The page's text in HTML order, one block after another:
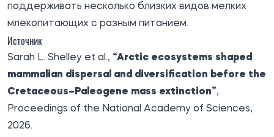
поддерживать несколько близких видов мелких
млекопитающих с разным питанием.
Источник
Sarah L. Shelley et al., “Arctic ecosystems shaped
mammalian dispersal and diversification before the
Cretaceous–Paleogene mass extinction”,
Proceedings of the National Academy of Sciences,
2026.